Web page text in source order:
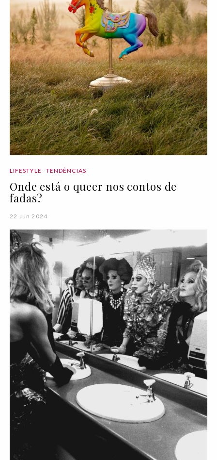
LIFESTYLE TENDÊNCIAS
Onde está o queer nos contos de
fadas?
22 Jun 2024